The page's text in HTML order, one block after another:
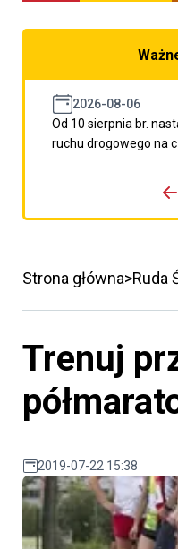
2026-08-06
Od 10 sierpnia br.
ruchu drogowego na
porzpedniego komunikatu
Strona główna Ruda
Trenuj
2019-07-22 15:38